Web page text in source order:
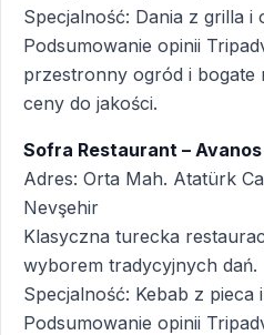
Specjalność: Dania z grilla i
Podsumowanie opinii
przestronny ogród i bogate
ceny do jakości.
Sofra Restaurant – Avanos
Adres: Orta Mah. Atatürk
Nevşehir
Klasyczna turecka
wyborem tradycyjnych dań.
Specjalność: Kebab z pieca
Podsumowanie opinii